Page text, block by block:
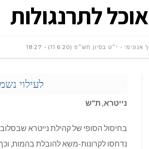
לתרנגולות
אנונימי י״ט בסיון תש״פ (11.6.20) 18:27
לעילוי
נייטרא, ת"ש
בחיסול הסופי של קהילת נייטרא
נדחסו לקרונות-משא להובלת בהמות,